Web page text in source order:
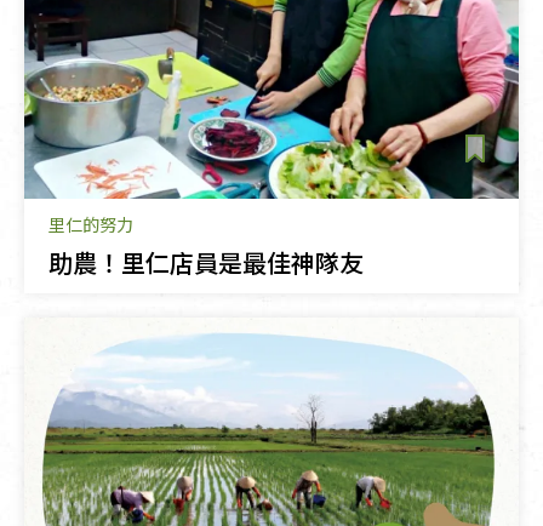
里仁的努力
助農！里仁店員是最佳神隊友